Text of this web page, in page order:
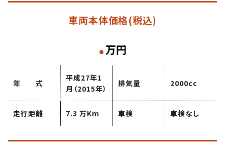
車両本体価格(税込)
.万円
年 式
平成27年1
月（2015年）
排気量 2000cc
走行距離 7.3 万Km 車検 車検なし